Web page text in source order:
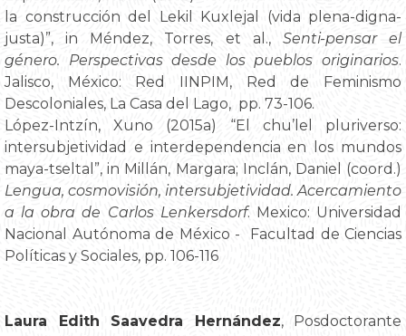
la construcción del Lekil Kuxlejal (vida plena-digna-
justa)”, in Méndez, Torres, et al., Senti-pensar el
género. Perspectivas desde los pueblos originarios.
Jalisco, México: Red IINPIM, Red de Feminismo
Descoloniales, La Casa del Lago, pp. 73-106.
López-Intzín, Xuno (2015a) “El chu’lel pluriverso:
intersubjetividad e interdependencia en los mundos
maya-tseltal”, in Millán, Margara; Inclán, Daniel (coord.)
Lengua, cosmovisión, intersubjetividad. Acercamiento
a la obra de Carlos Lenkersdorf. Mexico: Universidad
Nacional Autónoma de México - Facultad de Ciencias
Políticas y Sociales, pp. 106-116
Laura Edith Saavedra Hernández, Posdoctorante